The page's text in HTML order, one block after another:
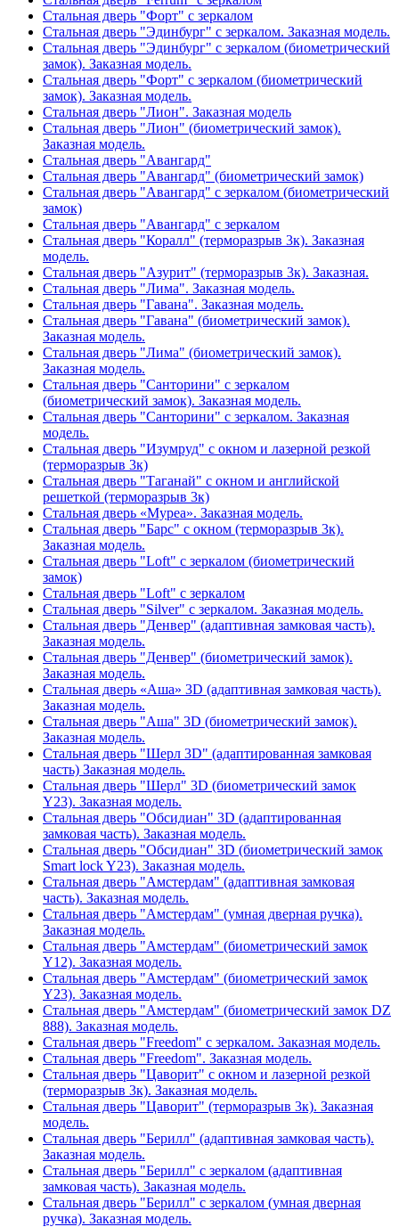
Стальная дверь "Форт" с зеркалом
Стальная дверь "Эдинбург" с зеркалом. Заказная модель.
Стальная дверь "Эдинбург" с зеркалом (биометрический
замок). Заказная модель.
Стальная дверь "Форт" с зеркалом (биометрический
замок). Заказная модель.
Стальная дверь "Лион". Заказная модель
Стальная дверь "Лион" (биометрический замок).
Заказная модель.
Стальная дверь "Авангард"
Стальная дверь "Авангард" (биометрический замок)
Стальная дверь "Авангард" с зеркалом (биометрический
замок)
Стальная дверь "Авангард" с зеркалом
Стальная дверь "Коралл" (терморазрыв 3к). Заказная
модель.
Стальная дверь "Азурит" (терморазрыв 3к). Заказная.
Стальная дверь "Лима". Заказная модель.
Стальная дверь "Гавана". Заказная модель.
Стальная дверь "Гавана" (биометрический замок).
Заказная модель.
Стальная дверь "Лима" (биометрический замок).
Заказная модель.
Стальная дверь "Санторини" с зеркалом
(биометрический замок). Заказная модель.
Стальная дверь "Санторини" с зеркалом. Заказная
модель.
Стальная дверь "Изумруд" с окном и лазерной резкой
(терморазрыв 3к)
Стальная дверь "Таганай" с окном и английской
решеткой (терморазрыв 3к)
Стальная дверь «Муреа». Заказная модель.
Стальная дверь "Барс" с окном (терморазрыв 3к).
Заказная модель.
Стальная дверь "Loft" с зеркалом (биометрический
замок)
Стальная дверь "Loft" с зеркалом
Стальная дверь "Silver" с зеркалом. Заказная модель.
Стальная дверь "Денвер" (адаптивная замковая часть).
Заказная модель.
Стальная дверь "Денвер" (биометрический замок).
Заказная модель.
Стальная дверь «Аша» 3D (адаптивная замковая часть).
Заказная модель.
Стальная дверь "Аша" 3D (биометрический замок).
Заказная модель.
Стальная дверь "Шерл 3D" (адаптированная замковая
часть) Заказная модель.
Стальная дверь "Шерл" 3D (биометрический замок
Y23). Заказная модель.
Стальная дверь "Обсидиан" 3D (адаптированная
замковая часть). Заказная модель.
Стальная дверь "Обсидиан" 3D (биометрический замок
Smart lock Y23). Заказная модель.
Стальная дверь "Амстердам" (адаптивная замковая
часть). Заказная модель.
Стальная дверь "Амстердам" (умная дверная ручка).
Заказная модель.
Стальная дверь "Амстердам" (биометрический замок
Y12). Заказная модель.
Стальная дверь "Амстердам" (биометрический замок
Y23). Заказная модель.
Стальная дверь "Амстердам" (биометрический замок DZ
888). Заказная модель.
Стальная дверь "Freedom" с зеркалом. Заказная модель.
Стальная дверь "Freedom". Заказная модель.
Стальная дверь "Цаворит" с окном и лазерной резкой
(терморазрыв 3к). Заказная модель.
Стальная дверь "Цаворит" (терморазрыв 3к). Заказная
модель.
Стальная дверь "Берилл" (адаптивная замковая часть).
Заказная модель.
Стальная дверь "Берилл" с зеркалом (адаптивная
замковая часть). Заказная модель.
Стальная дверь "Берилл" с зеркалом (умная дверная
ручка). Заказная модель.